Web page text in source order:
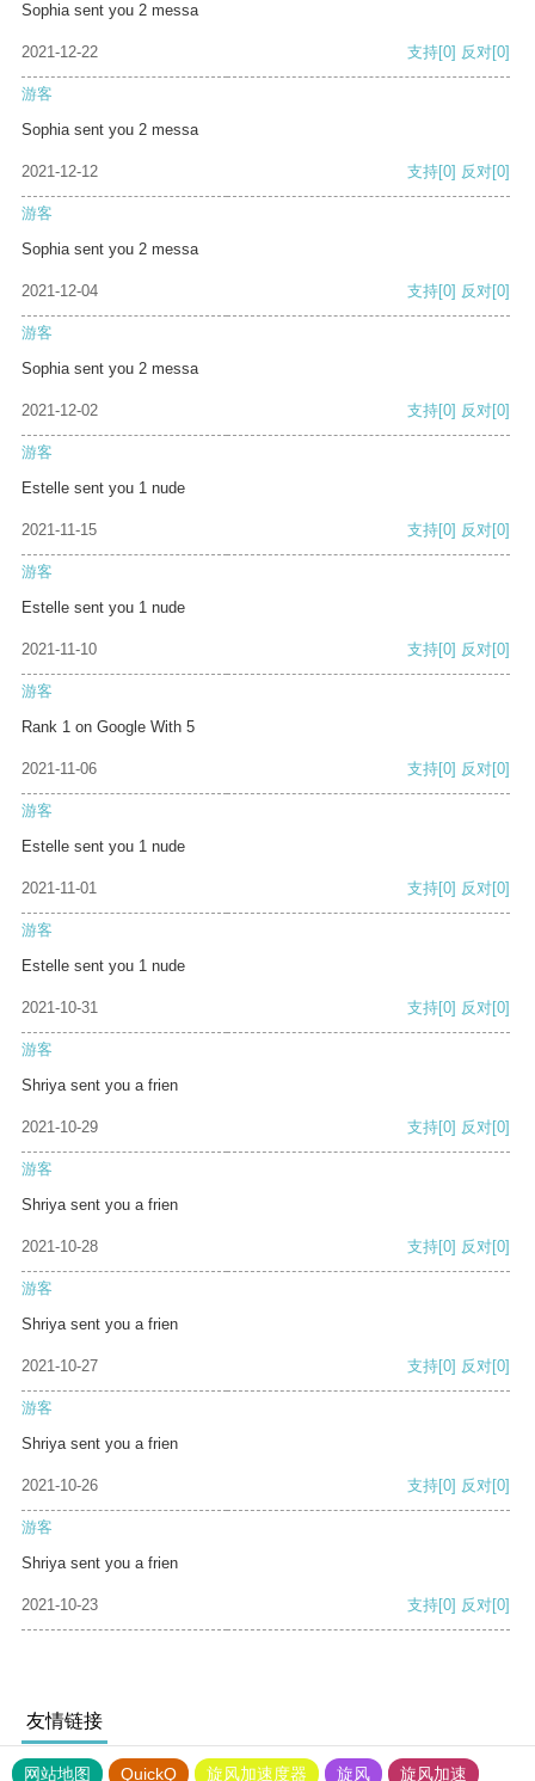
Sophia sent you 2 messa
2021-12-22 支持[0] 反对[0]
游客
Sophia sent you 2 messa
2021-12-12 支持[0] 反对[0]
游客
Sophia sent you 2 messa
2021-12-04 支持[0] 反对[0]
游客
Sophia sent you 2 messa
2021-12-02 支持[0] 反对[0]
游客
Estelle sent you 1 nude
2021-11-15 支持[0] 反对[0]
游客
Estelle sent you 1 nude
2021-11-10 支持[0] 反对[0]
游客
Rank 1 on Google With 5
2021-11-06 支持[0] 反对[0]
游客
Estelle sent you 1 nude
2021-11-01 支持[0] 反对[0]
游客
Estelle sent you 1 nude
2021-10-31 支持[0] 反对[0]
游客
Shriya sent you a frien
2021-10-29 支持[0] 反对[0]
游客
Shriya sent you a frien
2021-10-28 支持[0] 反对[0]
游客
Shriya sent you a frien
2021-10-27 支持[0] 反对[0]
游客
Shriya sent you a frien
2021-10-26 支持[0] 反对[0]
游客
Shriya sent you a frien
2021-10-23 支持[0] 反对[0]
友情链接
网站地图 QuickQ 旋风加速度器 旋风 旋风加速